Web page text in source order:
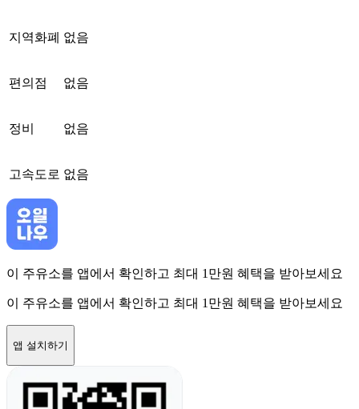
지역화폐 없음
편의점 없음
정비 없음
고속도로 없음
이 주유소를 앱에서 확인하고 최대 1만원 혜택을 받아보세요
이 주유소를 앱에서 확인하고 최대 1만원 혜택을 받아보세요
앱 설치하기